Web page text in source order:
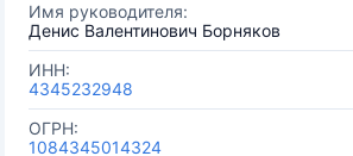
Имя руководителя:
Денис Валентинович Борняков
ИНН:
4345232948
ОГРН:
1084345014324